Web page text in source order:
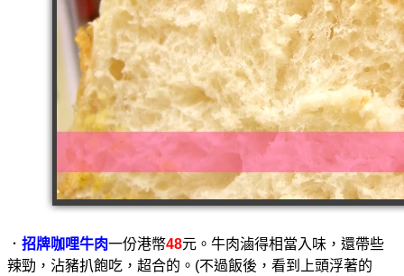
． 招牌咖哩牛肉一份港幣48元。牛肉滷得相當入味，還帶些
辣勁，沾豬扒飽吃，超合的。(不過飯後，看到上頭浮著的